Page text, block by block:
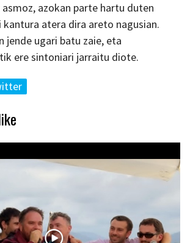
azokan parte hartu duten
atera dira areto nagusian.
jende ugari batu zaie, eta
ere sintoniari jarraitu diote.